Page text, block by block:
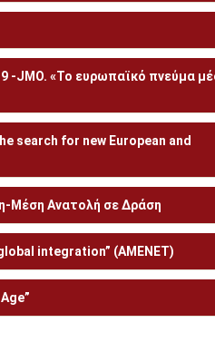
-JMO. «Το ευρωπαϊκό πνεύμα
search for new European and
Μέση Ανατολή σε Δράση
integration” (AMENET)